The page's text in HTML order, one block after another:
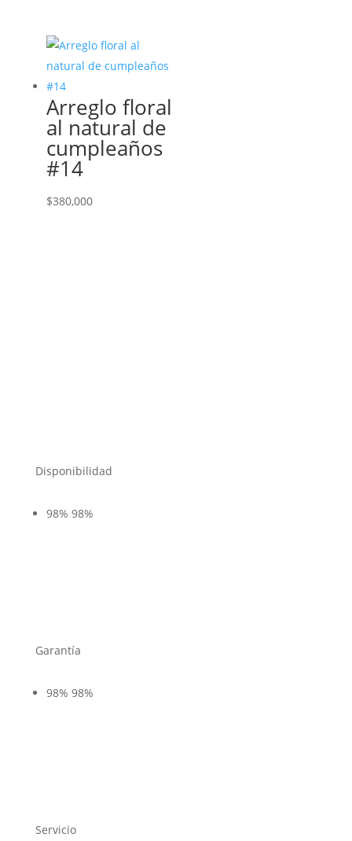
Arreglo floral
al natural de
cumpleaños
#14
$380,000
Disponibilidad
98% 98%
Garantía
98% 98%
Servicio